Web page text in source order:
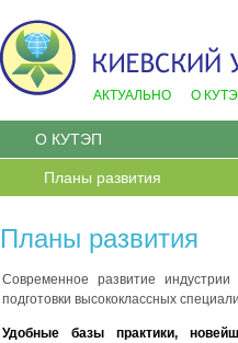
АКТУАЛЬНО О
О КУТЭП
Планы развития
Планы развития
Современное развитие индустрии
подготовки высококлассных
Удобные базы практики,